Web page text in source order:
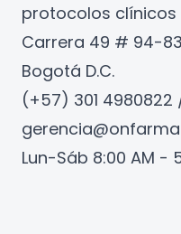
protocolos clínicos
Carrera 49 # 94-
Bogotá D.C.
(+57) 301
Lun-Sáb 8:00 AM -